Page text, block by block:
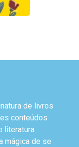
de livros
conteúdos
literatura
mágica de se